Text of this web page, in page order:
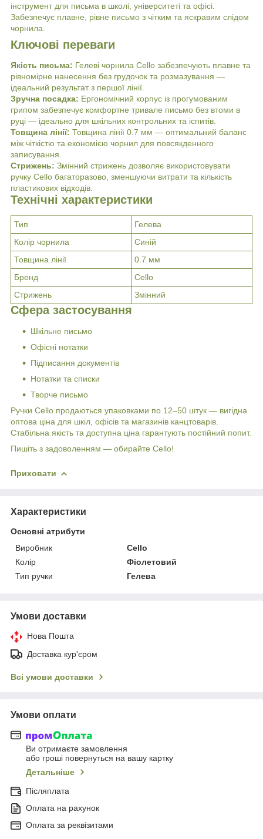
інструмент для письма в школі, університеті та офісі.
Забезпечує плавне, рівне письмо з чітким та яскравим слідом
чорнила.
Ключові переваги
Якість письма: Гелеві чорнила Cello забезпечують плавне та
рівномірне нанесення без грудочок та розмазування —
ідеальний результат з першої лінії.
Зручна посадка: Ергономічний корпус із прогумованим
грипом забезпечує комфортне тривале письмо без втоми в
руці — ідеально для шкільних контрольних та іспитів.
Товщина лінії: Товщина лінії 0.7 мм — оптимальний баланс
між чіткістю та економією чорнил для повсякденного
записування.
Стрижень: Змінний стрижень дозволяє використовувати
ручку Cello багаторазово, зменшуючи витрати та кількість
пластикових відходів.
Технічні характеристики
Тип
Гелева
Колір чорнила
Синій
Товщина лінії
0.7 мм
Бренд
Cello
Стрижень
Змінний
Сфера застосування
Шкільне письмо
Офісні нотатки
Підписання документів
Нотатки та списки
Творче письмо
Ручки Cello продаються упаковками по 12–50 штук — вигідна
оптова ціна для шкіл, офісів та магазинів канцтоварів.
Стабільна якість та доступна ціна гарантують постійний попит.
Пишіть з задоволенням — обирайте Cello!
Приховати
Характеристики
Основні атрибути
Виробник
Cello
Колір
Фіолетовий
Тип ручки
Гелева
Умови доставки
Нова Пошта
Доставка кур'єром
Всі умови доставки
Умови оплати
Ви отримаєте замовлення
або гроші повернуться на вашу картку
Детальніше
Післяплата
Оплата на рахунок
Оплата за реквізитами